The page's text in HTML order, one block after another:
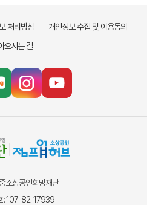
처리방침
개인정보 수집 및 이용동의
오시는 길
소상공인희망재단
: 107-82-17939